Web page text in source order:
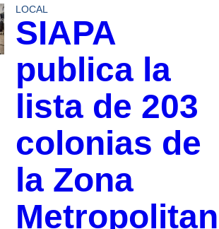
LOCAL
SIAPA
publica la
lista de 203
colonias de
la Zona